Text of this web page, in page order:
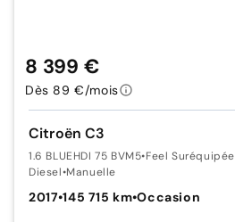
Citroën C3
1.6 BLUEHDI 75 BVM5•Feel Suréquipée
Diesel•Manuelle
2017•145 715 km•Occasion
8 399 €
Dès 89 €/mois